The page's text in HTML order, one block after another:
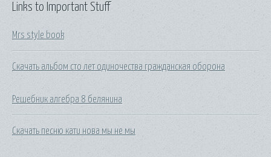
Links to Important Stuff
Mrs style book
Скачать альбом сто лет одиночества гражданская оборона
Решебник алгебра 8 белянина
Скачать песню кати нова мы не мы